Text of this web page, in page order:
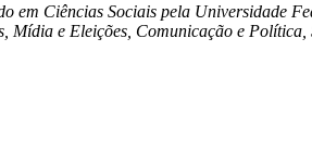
em Ciências Sociais pela Universidade
Mídia e Eleições, Comunicação e